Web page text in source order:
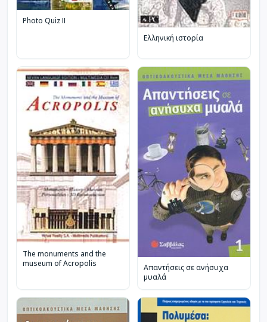
Photo Quiz II
Ελληνική ιστορία
The monuments and the
museum of Acropolis
Απαντήσεις σε ανήσυχα
μυαλά